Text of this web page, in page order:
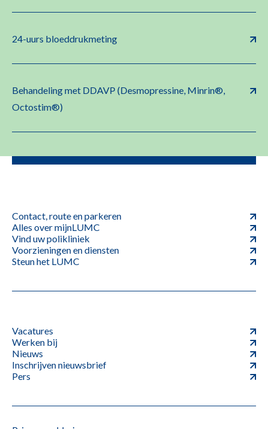
24-uurs bloeddrukmeting
Behandeling met DDAVP (Desmopressine, Minrin®,
Octostim®)
Contact, route en parkeren
Alles over mijnLUMC
Vind uw polikliniek
Voorzieningen en diensten
Steun het LUMC
Vacatures
Werken bij
Nieuws
Inschrijven nieuwsbrief
Pers